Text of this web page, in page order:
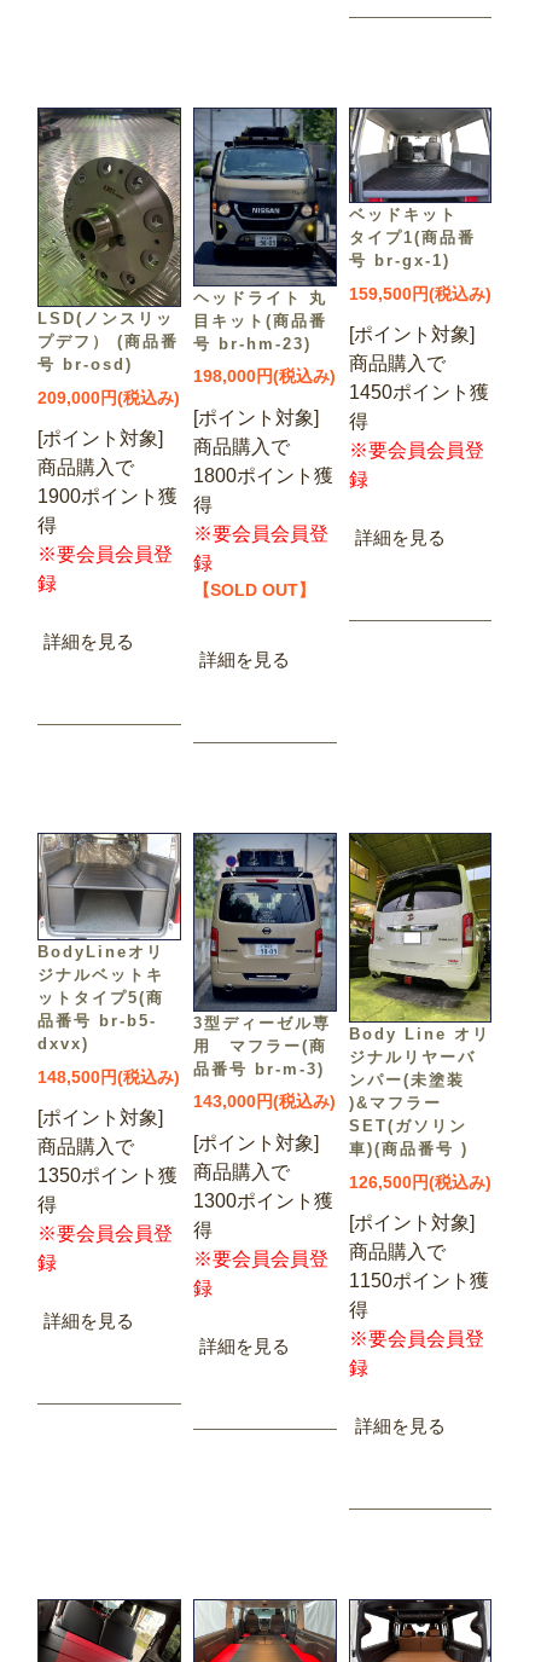
LSD(ノンスリッ
プデフ） (商品番
号 br-osd)
209,000円(税込み)
[ポイント対象]
商品購入で
1900ポイント獲
得
※要会員会員登
録
詳細を見る
ヘッドライト 丸
目キット(商品番
号 br-hm-23)
198,000円(税込み)
[ポイント対象]
商品購入で
1800ポイント獲
得
※要会員会員登
録
【SOLD OUT】
詳細を見る
ベッドキット
タイプ1(商品番
号 br-gx-1)
159,500円(税込み)
[ポイント対象]
商品購入で
1450ポイント獲
得
※要会員会員登
録
詳細を見る
BodyLineオリ
ジナルベットキ
ットタイプ5(商
品番号 br-b5-
dxvx)
148,500円(税込み)
[ポイント対象]
商品購入で
1350ポイント獲
得
※要会員会員登
録
詳細を見る
3型ディーゼル専
用 マフラー(商
品番号 br-m-3)
143,000円(税込み)
[ポイント対象]
商品購入で
1300ポイント獲
得
※要会員会員登
録
詳細を見る
Body Line オリ
ジナルリヤーバ
ンパー(未塗装
)&マフラー
SET(ガソリン
車)(商品番号 )
126,500円(税込み)
[ポイント対象]
商品購入で
1150ポイント獲
得
※要会員会員登
録
詳細を見る